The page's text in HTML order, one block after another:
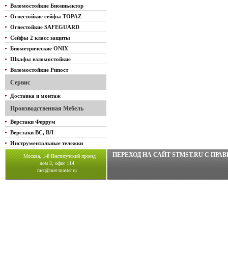
Взломостойкие Биоиньектор
Огнестойкие сейфы TOPAZ
Огнестойкие SAFEGUARD
Сейфы 2 класс защиты
Биометрические ONIX
Шкафы взломостойкие
Взломостойкие Рипост
Сервис
Доставка и монтаж
Производственная Мебель
Верстаки Феррум
Верстаки ВС, ВЛ
Инструментальные тележки
Москва, 1-й Институтский проезд
дом 3, офис 114
met@met-master.ru
ПЕРЕХОД НА САЙТ STMST.RU C